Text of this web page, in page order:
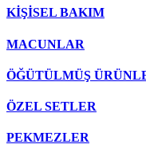
KİŞİSEL BAKIM
MACUNLAR
ÖĞÜTÜLMÜŞ
ÖZEL SETLER
PEKMEZLER